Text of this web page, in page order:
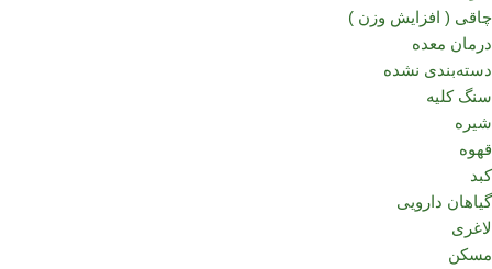
چاقی ( افزایش وزن )
درمان معده
دسته‌بندی نشده
سنگ کلیه
شیره
قهوه
کبد
گیاهان دارویی
لاغری
مسکن